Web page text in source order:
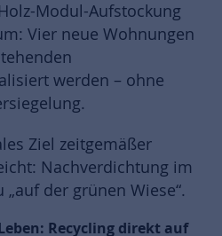
Modul-Aufstockung
Vier neue Wohnungen
werden – ohne
Ziel zeitgemäßer
Nachverdichtung im
der grünen Wiese“.
Recycling direkt auf